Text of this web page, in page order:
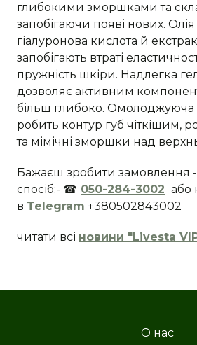
глибокими зморшками та
запобігаючи появі нових. Олія
гіалуронова кислота й
запобігають втраті
пружність шкіри. Надлегка
дозволяє активним
більш глибоко. Омолоджуюча
робить контур губ чіткішим,
та мімічні зморшки над
Бажаєш зробити замовлення
спосіб:- ☎ 050-284-3002 або
в Telegram +380502843002
читати всі новини "Livesta
О нас